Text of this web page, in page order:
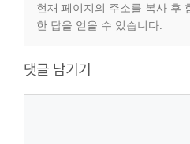
현재 페이지의 주소를 복사 후
한 답을 얻을 수 있습니다.
댓글 남기기